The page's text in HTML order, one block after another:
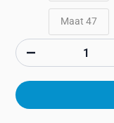
Maat 47